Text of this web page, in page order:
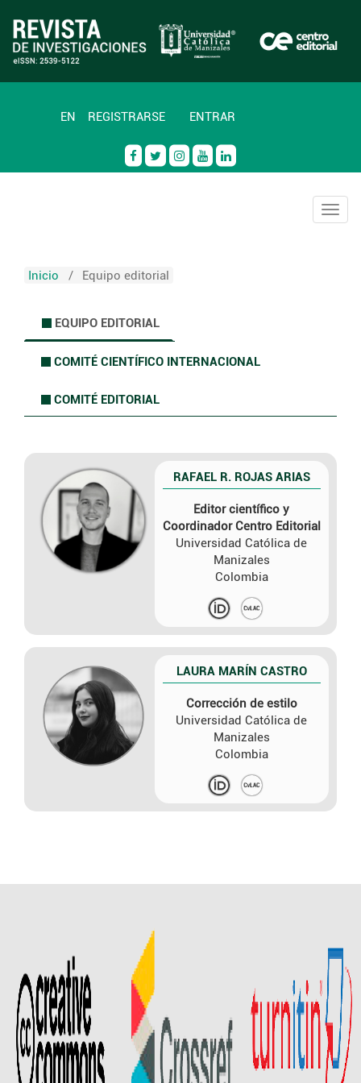
EN REGISTRARSE ENTRAR
Inicio / Equipo editorial
. EQUIPO EDITORIAL
. COMITÉ CIENTÍFICO INTERNACIONAL
. COMITÉ EDITORIAL
RAFAEL R. ROJAS ARIAS
Editor científico y
Coordinador Centro Editorial
Universidad Católica de
Manizales
Colombia
LAURA MARÍN CASTRO
Corrección de estilo
Universidad Católica de
Manizales
Colombia